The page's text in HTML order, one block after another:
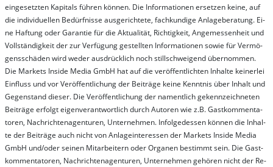
ein­ge­setz­ten Ka­pi­tals füh­ren kön­nen. Die In­for­ma­tion­en er­setz­en kei­ne, auf
die in­di­vi­du­el­len Be­dür­fnis­se aus­ge­rich­te­te, fach­kun­di­ge An­la­ge­be­ra­tung. Ei­
ne Haf­tung oder Ga­ran­tie für die Ak­tu­ali­tät, Rich­tig­keit, An­ge­mes­sen­heit und
Vol­lständ­ig­keit der zur Ver­fü­gung ge­stel­lt­en In­for­ma­tion­en so­wie für Ver­mö­
gens­schä­den wird we­der aus­drück­lich noch stil­lschwei­gend über­nom­men.
Die Mar­kets In­side Me­dia GmbH hat auf die ver­öf­fent­lich­ten In­hal­te kei­ner­lei
Ein­fluss und vor Ver­öf­fent­lich­ung der Bei­trä­ge kei­ne Ken­nt­nis über In­halt und
Ge­gen­stand die­ser. Die Ver­öf­fent­lich­ung der na­ment­lich ge­kenn­zeich­net­en
Bei­trä­ge er­folgt ei­gen­ver­ant­wort­lich durch Au­tor­en wie z.B. Gast­kom­men­ta­
tor­en, Nach­richt­en­ag­en­tur­en, Un­ter­neh­men. In­fol­ge­des­sen kön­nen die In­hal­
te der Bei­trä­ge auch nicht von An­la­ge­in­te­res­sen der Mar­kets In­side Me­dia
GmbH und/oder sei­nen Mit­ar­bei­tern oder Or­ga­nen be­stim­mt sein. Die Gast­
kom­men­ta­tor­en, Nach­rich­ten­ag­en­tur­en, Un­ter­neh­men ge­hör­en nicht der Re­